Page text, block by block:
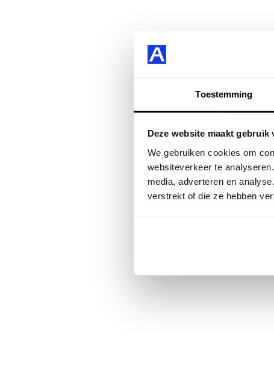
Toestemming
Deze website maakt gebruik
We gebruiken cookies om
websiteverkeer te
media, adverteren en
verstrekt of die ze hebben